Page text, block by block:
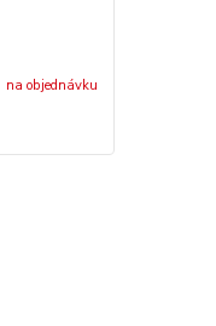
na objednávku